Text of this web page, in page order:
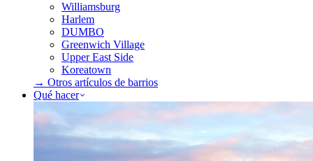
Williamsburg
Harlem
DUMBO
Greenwich Village
Upper East Side
Koreatown
→ Otros artículos de barrios
Qué hacer